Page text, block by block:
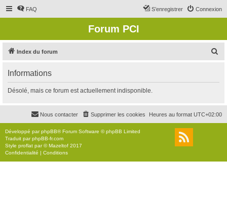
FAQ Connexion
S’enregistrer
Forum PCI
Index du forum
r
c
r
Informations
Désolé, mais ce forum est actuellement indisponible.
Heures au format UTC+02:00
Supprimer les cookies
Nous contacter
Développé parphpBB® Forum Software © phpBB Limited
Traduit parphpBB-fr.com
Style proflat par ©Mazeltof 2017
Confidentialité | Conditions